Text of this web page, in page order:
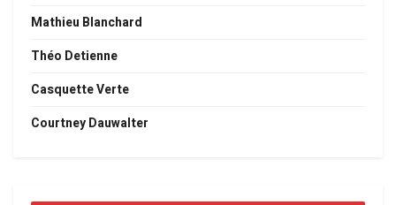
Mathieu Blanchard
Théo Detienne
Casquette Verte
Courtney Dauwalter